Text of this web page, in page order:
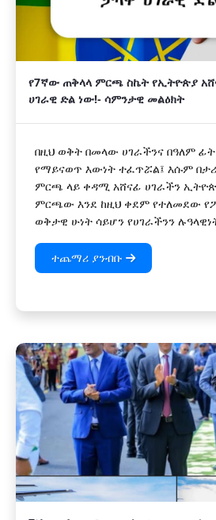
የ7ኛው ጠቅላላ ምርጫ ስኬት የኢትዮጵያ
ሀገራዊ ድል ነው!- ሳምንታዊ መልዕክት
በዚህ ወቅት በመላው ሀገራችንና በዓለም
የማይናወጥ እውነት ተፈጥሯል፤ እሱም
ምርጫ ላይ ቀዳሚ አሸናፊ ሀገራችን
ምርጫው እንደ ከዚህ ቀደም የተለመደው
ወቅታዊ ሁነት ሳይሆን የሀገራችንን
ተጨማሪ ያንብቡ